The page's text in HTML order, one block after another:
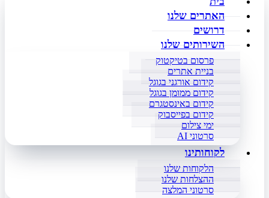
האתרים שלנו
דרושים
השירותים שלנו
פרסום בטיקטוק
בניית אתרים
קידום אורגני בגוגל
קידום ממומן בגוגל
קידום באינסטגרם
קידום בפייסבוק
ימי צילום
סרטוני AI
לקוחותינו
הלקוחות שלנו
ההצלחות שלנו
סרטוני המלצה